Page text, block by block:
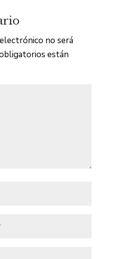
no será
están